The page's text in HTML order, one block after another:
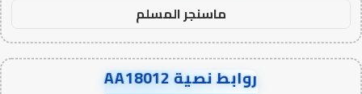
ماسنجر المسلم
روابط نصية AA18012